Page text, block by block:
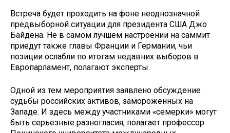
Встреча будет проходить на фоне неоднозначной
предвыборной ситуации для президента США Джо
Байдена. Не в самом лучшем настроении на саммит
приедут также главы Франции и Германии, чьи
позиции ослабли по итогам недавних выборов в
Европарламент, полагают эксперты.
Одной из тем мероприятия заявлено обсуждение
судьбы российских активов, замороженных на
Западе. И здесь между участниками «семерки» могут
быть серьезные разногласия, полагает профессор